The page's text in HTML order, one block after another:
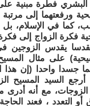
البشري فطرة مبنية على
ورفعتهما إلى
كما في
فكرة الزواج إلى
يقدس الزوجين في
على مثال
جسدا واحدا (إن
33 وقد أرجع السيد
الزوجات، مع أنه
أو التعدد ، فعند